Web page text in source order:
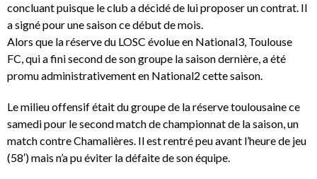
concluant puisque le club a décidé de lui proposer un contrat. Il
a signé pour une saison ce début de mois.
Alors que la réserve du LOSC évolue en National3, Toulouse
FC, qui a fini second de son groupe la saison dernière, a été
promu administrativement en National2 cette saison.
Le milieu offensif était du groupe de la réserve toulousaine ce
samedi pour le second match de championnat de la saison, un
match contre Chamalières. Il est rentré peu avant l’heure de jeu
(58′) mais n’a pu éviter la défaite de son équipe.